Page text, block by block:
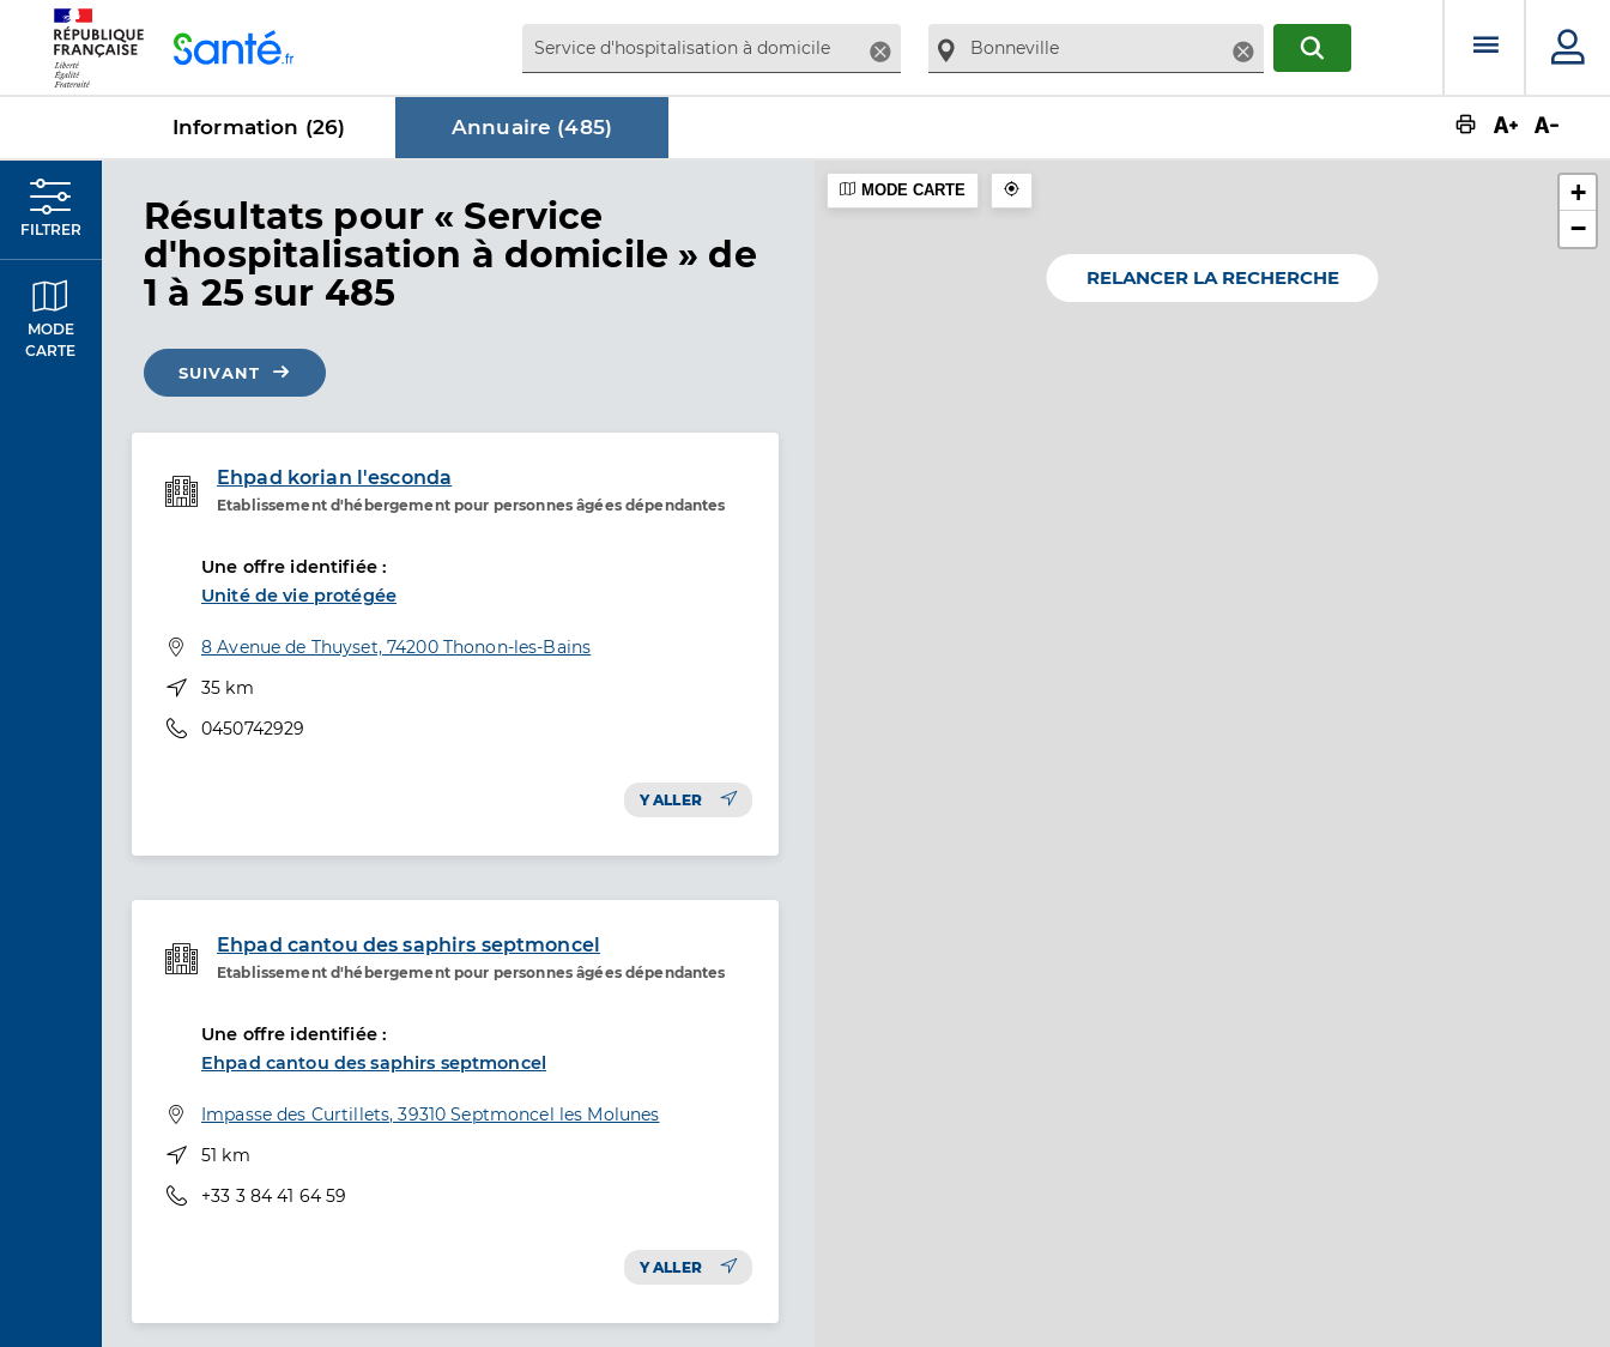
Supprimer SupprimerRECHERCHERMenu
Information (26) Annuaire (485)
FILTRER
MODE
CARTE
Résultats dans Annuaire
pour « Service
d'hospitalisation à domicile » de
1 à 25 sur 485
SUIVANT
Ehpad korian l'esconda
Etablissement d'hébergement pour personnes âgées dépendantes
Etablissement de soins
Une offre identifiée :
Unité de vie protégée
Adresse
8 Avenue de Thuyset, 74200 Thonon-les-Bains
Distance
35 km
Téléphone
0450742929
Y ALLER
Ehpad cantou des saphirs septmoncel
Etablissement d'hébergement pour personnes âgées dépendantes
Etablissement de soins
Une offre identifiée :
Ehpad cantou des saphirs septmoncel
Adresse
Impasse des Curtillets, 39310 Septmoncel les Molunes
Distance
51 km
Téléphone
+33 3 84 41 64 59
Y ALLER
+
−
MODE CARTE
RELANCER LA RECHERCHE
Panneau de gestion des cookies